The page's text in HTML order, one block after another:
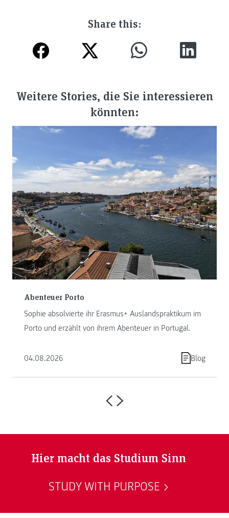
Share this:
Weitere Stories, die Sie interessieren
könnten:
Abenteuer Porto
Sophie absolvierte ihr Erasmus+ Auslandspraktikum im
Porto und erzählt von ihrem Abenteuer in Portugal.
04.08.2026 Blog
Hier macht das Studium Sinn
STUDY WITH PURPOSE